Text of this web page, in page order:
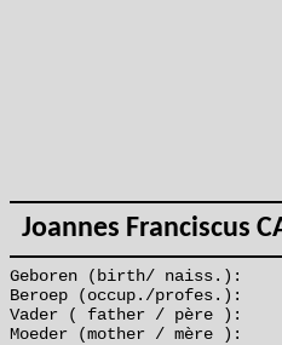
Joannes Franciscus
Geboren (birth/ naiss.):
Beroep (occup./profes.):
Vader ( father / père ):
Moeder (mother / mère ):